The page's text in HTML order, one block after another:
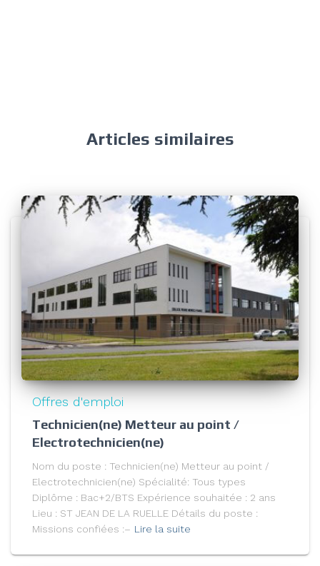
Articles similaires
Offres d'emploi
Technicien(ne) Metteur au point /
Electrotechnicien(ne)
Nom du poste : Technicien(ne) Metteur au point /
Electrotechnicien(ne) Spécialité: Tous types
Diplôme : Bac+2/BTS Expérience souhaitée : 2 ans
Lieu : ST JEAN DE LA RUELLE Détails du poste :
Missions confiées :– Lire la suite